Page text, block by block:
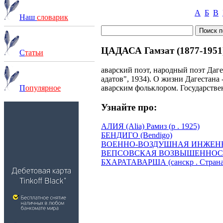
Наш словарик
Статьи
Популярное
А Б В
ЦАДАСА Гамзат (1877-
аварский поэт, народный поэт
адатов", 1934). О жизни Дагестана
аварским фольклором.
Узнайте про:
АЛИЯ (Alia) Рамиз (р . 1925)
БЕНДИГО (Bendigo)
ВОЕННО-ВОЗДУШНАЯ
ВЕПСОВСКАЯ
БХАРАТАВАРША (санскр . Страна